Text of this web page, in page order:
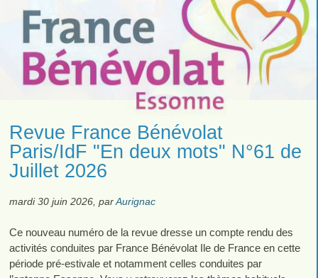
Revue France Bénévolat
Paris/IdF "En deux mots" N°61 de
Juillet 2026
mardi 30 juin 2026, par Aurignac
Ce nouveau numéro de la revue dresse un compte rendu des
activités conduites par France Bénévolat Ile de France en cette
période pré-estivale et notamment celles conduites par